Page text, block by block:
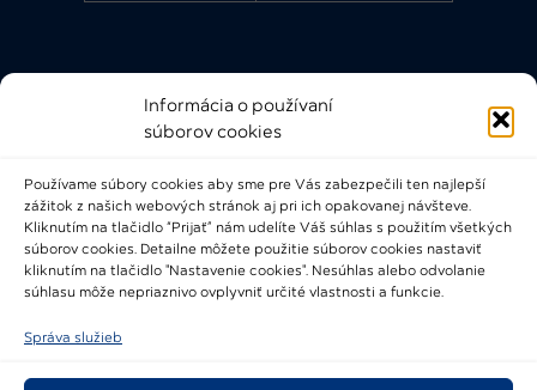
Informácia o používaní
súborov cookies
Používame súbory cookies aby sme pre Vás zabezpečili ten najlepší
zážitok z našich webových stránok aj pri ich opakovanej návšteve.
Kliknutím na tlačidlo “Prijať” nám udelíte Váš súhlas s použitím všetkých
súborov cookies. Detailne môžete použitie súborov cookies nastaviť
kliknutím na tlačidlo "Nastavenie cookies". Nesúhlas alebo odvolanie
súhlasu môže nepriaznivo ovplyvniť určité vlastnosti a funkcie.
Správa služieb
Rýchle odkazy
Bádateľský poriadok
Knižničný a výpožičný poriadok
Všeobecné podmienky